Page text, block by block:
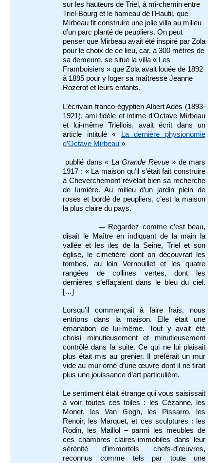
sur les hauteurs de Triel, à mi-chemin entre
Triel-Bourg et le hameau de l’Hautil, que
Mirbeau fit construire une jolie villa au milieu
d’un parc planté de peupliers. On peut
penser que Mirbeau avait été inspiré par Zola
pour le choix de ce lieu, car, à 300 mètres de
sa demeure, se situe la villa « Les
Framboisiers » que Zola avait louée de 1892
à 1895 pour y loger sa maîtresse Jeanne
Rozerot et leurs enfants.
L’écrivain franco-égyptien Albert Adès (1893-
1921), ami fidèle et intime d’Octave Mirbeau
et lui-même Triellois, avait écrit dans un
article intitulé «
La dernière physionomie
d’Octave Mirbeau »
publié dans« La Grande Revue» de mars
1917 : « La maison qu’il s’était fait construire
à Cheverchemont révélait bien sa recherche
de lumière. Au milieu d’un jardin plein de
roses et bordé de peupliers, c’est la maison
la plus claire du pays.
— Regardez comme c’est beau,
disait le Maître en indiquant de la main la
vallée et les iles de la Seine, Triel et son
église, le cimetière dont on découvrait les
tombes, au loin Vernouillet et les quatre
rangées de collines vertes, dont les
dernières s’effaçaient dans le bleu du ciel.
[…]
Lorsqu’il commençait à faire frais, nous
entrions dans la maison. Elle était une
émanation de lui-même. Tout y avait été
choisi minutieusement et minutieusement
contrôlé dans la suite. Ce qui ne lui plaisait
plus était mis au grenier. Il préférait un mur
vide au mur orné d’une œuvre dont il ne tirait
plus une jouissance d’art particulière.
Le sentiment était étrange qui vous saisissait
à voir toutes ces toiles : les Cézanne, les
Monet, les Van Gogh, les Pissarro, les
Renoir, les Marquet, et ces sculptures : les
Rodin, les Maillol – parmi les meubles de
ces chambres claires-immobiles dans leur
sérénité d’immortels chefs-d’œuvres,
reconnus comme tels par toute une